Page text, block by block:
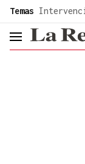
common.go-to-
Temas